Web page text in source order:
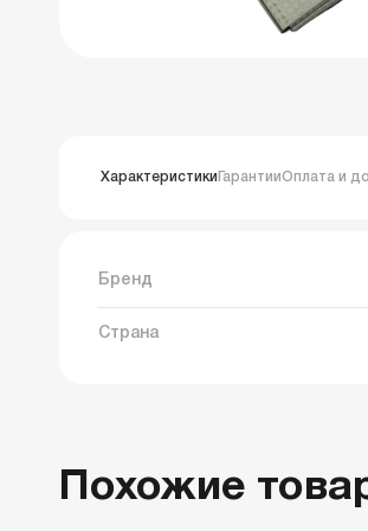
Характеристики ГарантииОплата и
Бренд
Страна
Похожие